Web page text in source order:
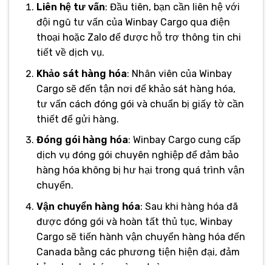
Liên hệ tư vấn: Đầu tiên, bạn cần liên hệ với
đội ngũ tư vấn của Winbay Cargo qua điện
thoại hoặc Zalo để được hỗ trợ thông tin chi
tiết về dịch vụ.
Khảo sát hàng hóa: Nhân viên của Winbay
Cargo sẽ đến tận nơi để khảo sát hàng hóa,
tư vấn cách đóng gói và chuẩn bị giấy tờ cần
thiết để gửi hàng.
Đóng gói hàng hóa: Winbay Cargo cung cấp
dịch vụ đóng gói chuyên nghiệp để đảm bảo
hàng hóa không bị hư hại trong quá trình vận
chuyển.
Vận chuyển hàng hóa: Sau khi hàng hóa đã
được đóng gói và hoàn tất thủ tục, Winbay
Cargo sẽ tiến hành vận chuyển hàng hóa đến
Canada bằng các phương tiện hiện đại, đảm